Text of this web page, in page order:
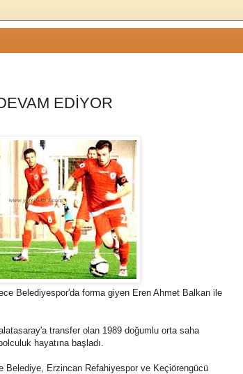
EDİYOR
Belediyespor'da forma giyen Eren Ahmet Balkan ile
transfer olan 1989 doğumlu orta saha
hayatına başladı.
Belediye, Erzincan Refahiyespor ve Keçiörengücü